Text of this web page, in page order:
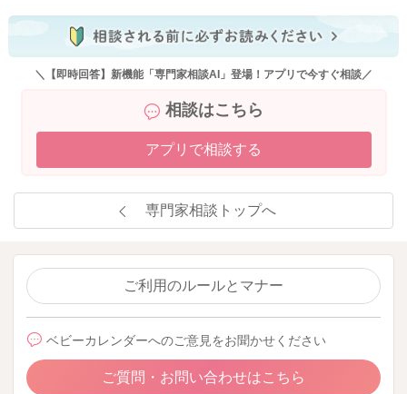
＼【即時回答】新機能「専門家相談AI」登場！アプリで今すぐ相談／
相談はこちら
アプリで相談する
専門家相談トップへ
ご利用のルールとマナー
ベビーカレンダーへのご意見をお聞かせください
ご質問・お問い合わせはこちら